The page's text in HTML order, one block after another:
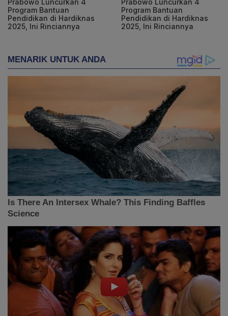
Program Bantuan
Pendidikan di Hardiknas
2025, Ini Rinciannya
Program Bantuan
Pendidikan di Hardiknas
2025, Ini Rinciannya